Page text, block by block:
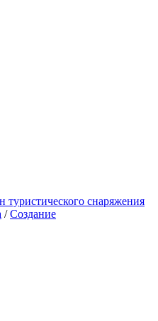
туристического снаряжения
/Создание